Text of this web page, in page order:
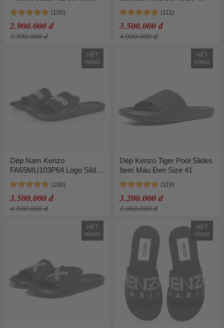
Xanh Blue Size 40
2.900.000 đ
3.500.000 đ
3.500.000 đ
4.000.000 đ
HẾT
HÀNG
Dép Nam Kenzo
FA65MU103P64 Logo Slides
Màu Đen Size 40
3.500.000 đ
4.500.000 đ
HẾT
HÀNG
Dép Kenzo Tiger Pool Slides
Item Màu Đen Size 41
3.200.000 đ
3.960.000 đ
HẾT
HÀNG
HẾT
HÀNG